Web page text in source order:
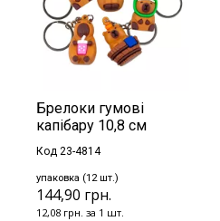
Брелоки гумові
капібару 10,8 см
Код 23-4814
упаковка (12 шт.)
144,90 грн.
12,08 грн. за 1 шт.